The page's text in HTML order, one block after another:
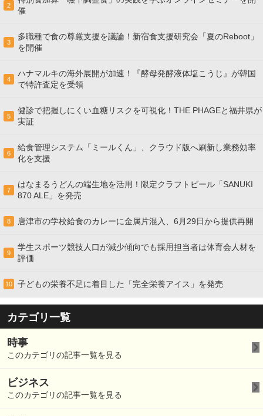
2
催
3
多職種で食の尊厳支援を議論！新宿食支援研究会「夏のReboot」
を開催
4
ハナマルキの海外展開が加速！『酵母発酵液体塩こうじ』が韓国
で特許査定を受領
5
健診で把握しにくい血糖リスクを可視化！THE PHAGEと福井県が
実証
6
給食管理システム「ミールくん」、クラウド版へ刷新し業務効率
化を支援
7
はなまるうどんの端生地を活用！限定クラフトビール「SANUKI
870 ALE」を発売
8 唐津市の学校給食のカレーに金属片混入、6月29日から提供再開
9
学生スポーツ競技人口が減少傾向でも採用担当者は体育会人材を
評価
10 子どもの栄養不足に着目した「完全栄養アイス」を発売
カテゴリ一覧
時事
このカテゴリの記事一覧を見る
ビジネス
このカテゴリの記事一覧を見る